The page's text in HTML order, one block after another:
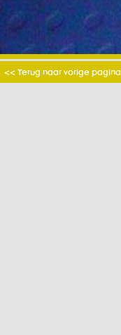
<< Terug naar vorige pagina